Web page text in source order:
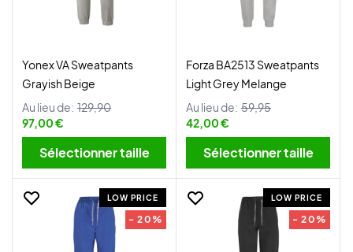
Yonex VA Sweatpants
Grayish Beige
Au lieu de: 129,90
97,00 €
Sélectionner taille
Forza BA2513 Sweatpants
Light Grey Melange
Au lieu de: 59,95
42,00 €
Sélectionner taille
LOW PRICE
- 20%
LOW PRICE
- 20%